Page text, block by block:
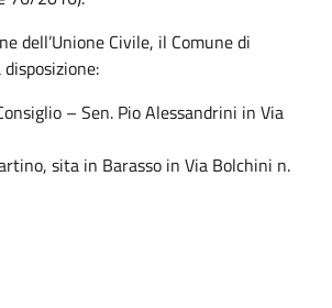
dell’Unione Civile, il Comune di
– Sen. Pio Alessandrini in Via
sita in Barasso in Via Bolchini n.